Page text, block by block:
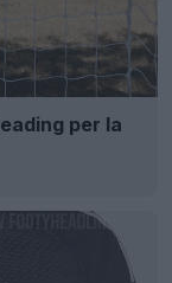
per la